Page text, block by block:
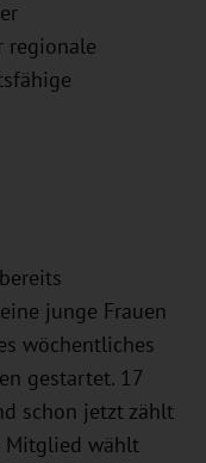
regionale
junge Frauen
wöchentliches
gestartet. 17
schon jetzt zählt
Mitglied wählt